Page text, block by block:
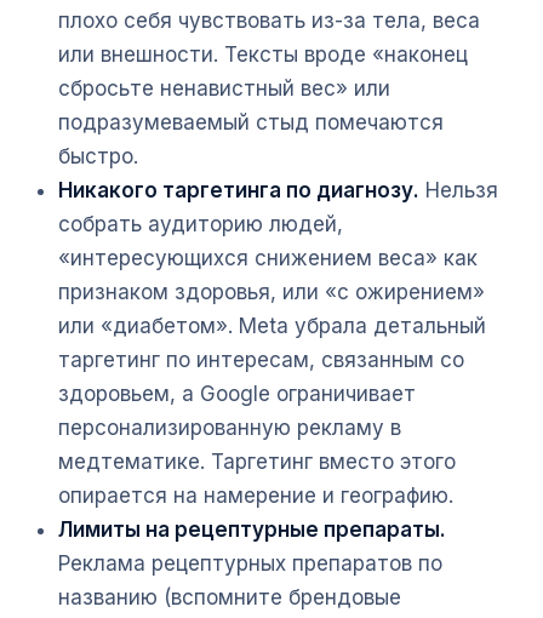
плохо себя чувствовать из-за тела, веса
или внешности. Тексты вроде «наконец
сбросьте ненавистный вес» или
подразумеваемый стыд помечаются
быстро.
Никакого таргетинга по диагнозу. Нельзя
собрать аудиторию людей,
«интересующихся снижением веса» как
признаком здоровья, или «с ожирением»
или «диабетом». Meta убрала детальный
таргетинг по интересам, связанным со
здоровьем, а Google ограничивает
персонализированную рекламу в
медтематике. Таргетинг вместо этого
опирается на намерение и географию.
Лимиты на рецептурные препараты.
Реклама рецептурных препаратов по
названию (вспомните брендовые